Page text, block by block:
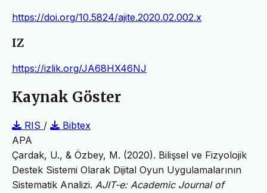
https://doi.org/10.5824/ajite.2020.02.002.x
IZ
https://izlik.org/JA68HX46NJ
Kaynak Göster
RIS /
Bibtex
APA
Çardak, U., & Özbey, M. (2020). Bilişsel ve Fizyolojik
Destek Sistemi Olarak Dijital Oyun Uygulamalarının
Sistematik Analizi. AJIT-e: Academic Journal of